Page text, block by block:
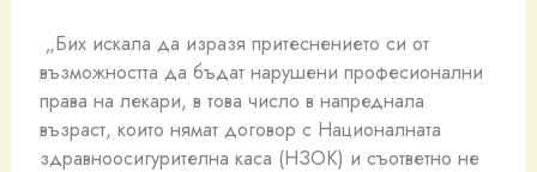
„Бих искала да изразя притеснението си от
възможността да бъдат нарушени професионални
права на лекари, в това число в напреднала
възраст, които нямат договор с Националната
здравноосигурителна каса (НЗОК) и съответно не